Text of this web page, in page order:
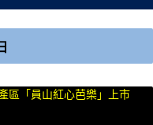
區「員山紅心芭樂」上市